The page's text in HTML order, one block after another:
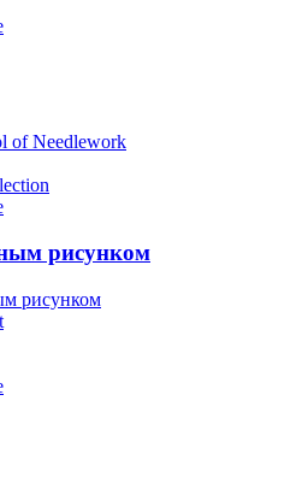
of Needlework
рисунком